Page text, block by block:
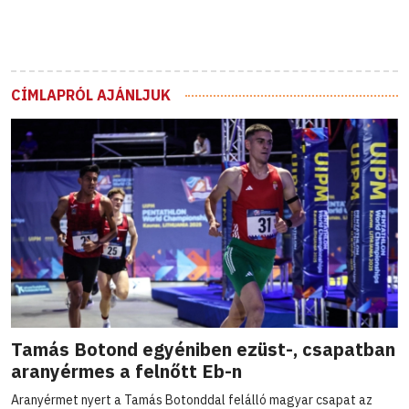
CÍMLAPRÓL AJÁNLJUK
Tamás Botond egyéniben ezüst-, csapatban
aranyérmes a felnőtt Eb-n
Aranyérmet nyert a Tamás Botonddal felálló magyar csapat az